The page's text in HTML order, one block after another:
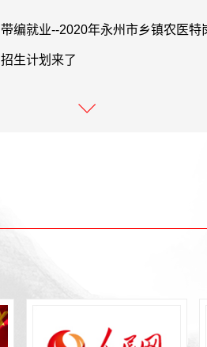
带编就业--2020年永州市乡镇农医特
招生计划来了